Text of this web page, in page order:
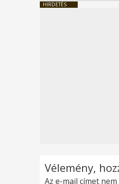
HIRDETÉS
Vélemény,
Az e-mail címet